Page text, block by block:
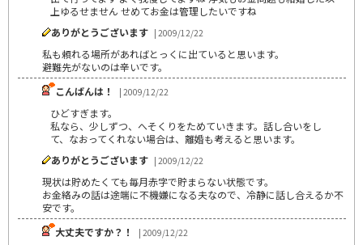
上ゆるせません せめてお金は管理したいですね
ありがとうございます | 2009/12/22
私も頼れる場所があればとっくに出ていると思います。
避難先がないのは辛いです。
こんばんは！
| 2009/12/22
ひどすぎます。
私なら、少しずつ、へそくりをためていきます。話し合いをし
て、なおってくれない場合は、離婚も考えると思います。
ありがとうございます | 2009/12/22
現状は貯めたくても毎月赤字で貯まらない状態です。
お金絡みの話は途端に不機嫌になる夫なので、冷静に話し合えるか不
安です。
大丈夫ですか？！
| 2009/12/22